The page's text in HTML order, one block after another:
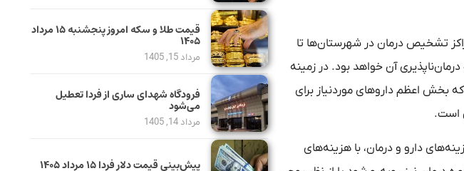
تشخیص درمان در شهرستان‌ها تا
آن خواهد بود. در زمینه
بخش اعظم داروهای موردنیاز برای
است.
دارو و درمان، با هزینه‌های
قیمت طلا و سکه امروز پنجشنبه ۱۵ مرداد
۱۴۰۵
مرداد 15, 1405
فرودگاه شهدای ساری از فردا تعطیل
می‌شود
مرداد 14, 1405
پیش‌بینی قیمت دلار فردا ۱۵ مرداد ۱۴۰۵